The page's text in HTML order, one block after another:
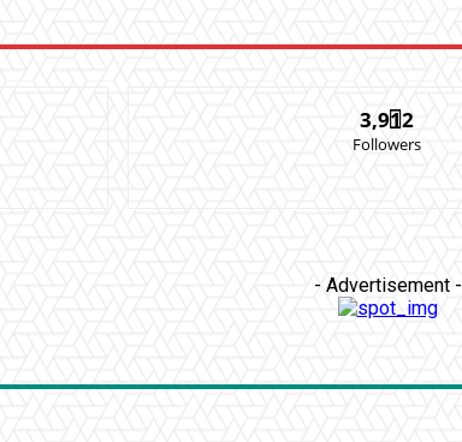
3,912
Followers
- Advertisement -